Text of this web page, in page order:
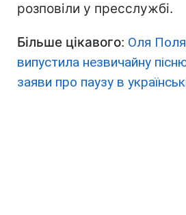
розповіли у пресслужбі.
Більше цікавого: Оля
випустила незвичайну
заяви про паузу в